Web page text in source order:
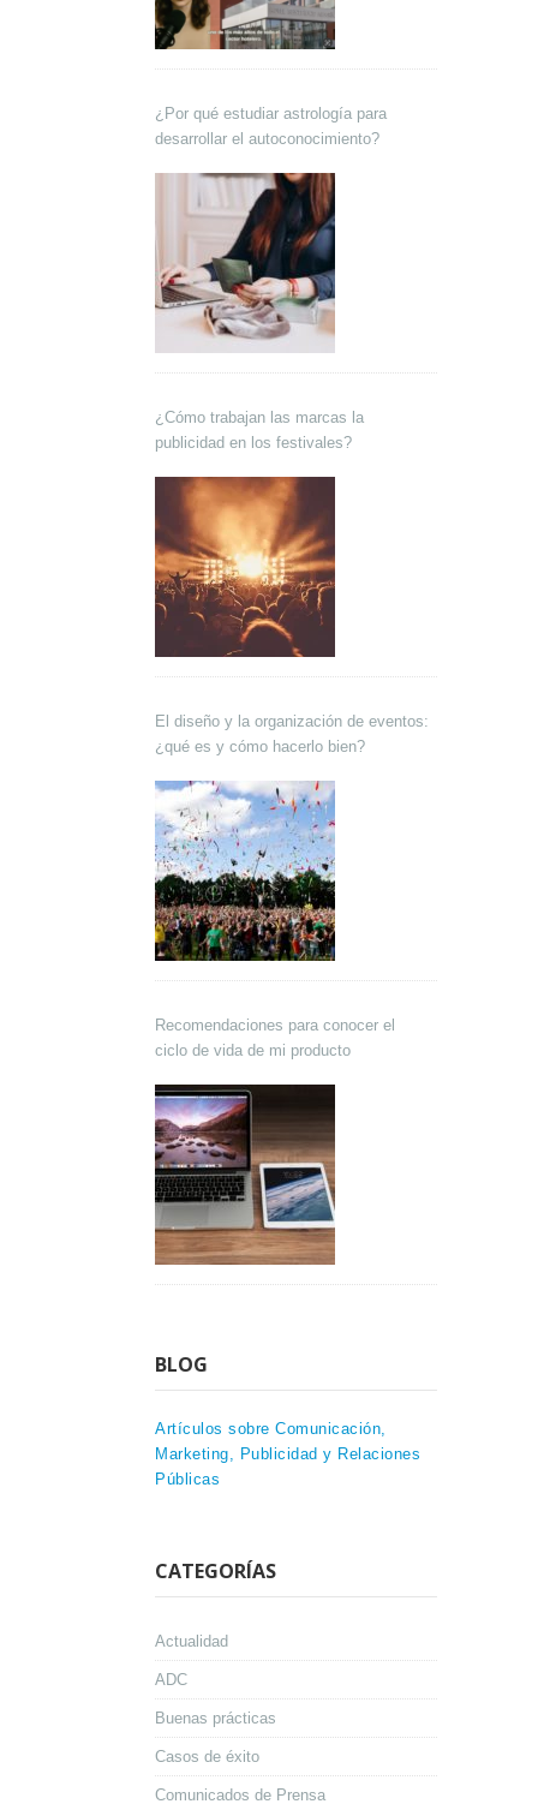
¿Por qué estudiar astrología para
desarrollar el autoconocimiento?
¿Cómo trabajan las marcas la
publicidad en los festivales?
El diseño y la organización de eventos:
¿qué es y cómo hacerlo bien?
Recomendaciones para conocer el
ciclo de vida de mi producto
BLOG
Artículos sobre Comunicación,
Marketing, Publicidad y Relaciones
Públicas
CATEGORÍAS
Actualidad
ADC
Buenas prácticas
Casos de éxito
Comunicados de Prensa